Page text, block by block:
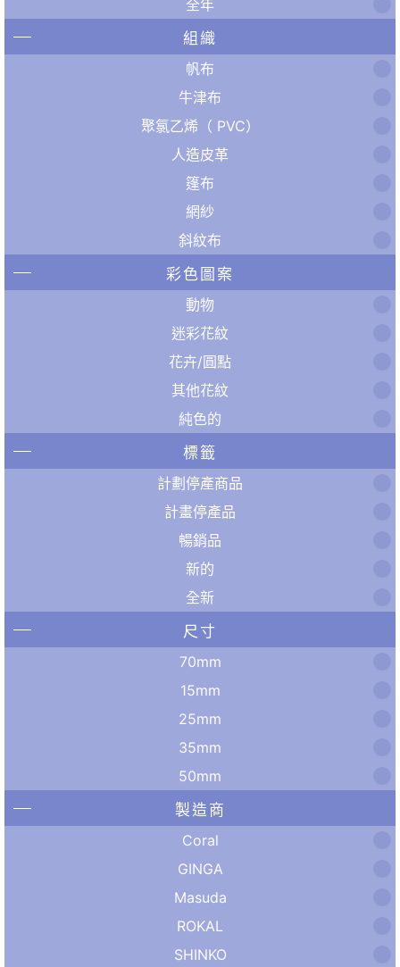
全年
組織
帆布
牛津布
聚氯乙烯（ PVC）
人造皮革
篷布
網紗
斜紋布
彩色圖案
動物
迷彩花紋
花卉/圓點
其他花紋
純色的
標籤
計劃停產商品
計畫停產品
暢銷品
新的
全新
尺寸
70mm
15mm
25mm
35mm
50mm
製造商
Coral
GINGA
Masuda
ROKAL
SHINKO